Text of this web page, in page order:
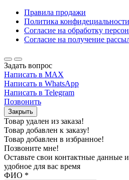
Правила продажи
Политика конфидециальности
Согласие на обработку
Согласие на получение
Задать вопрос
Написать в MAX
Написать в WhatsApp
Написать в Telegram
Позвонить
Закрыть
Товар удален из заказа!
Товар добавлен к заказу!
Товар добавлен в избранное!
Позвоните мне!
Оставьте свои контактные данные
удобное для вас время
ФИО *